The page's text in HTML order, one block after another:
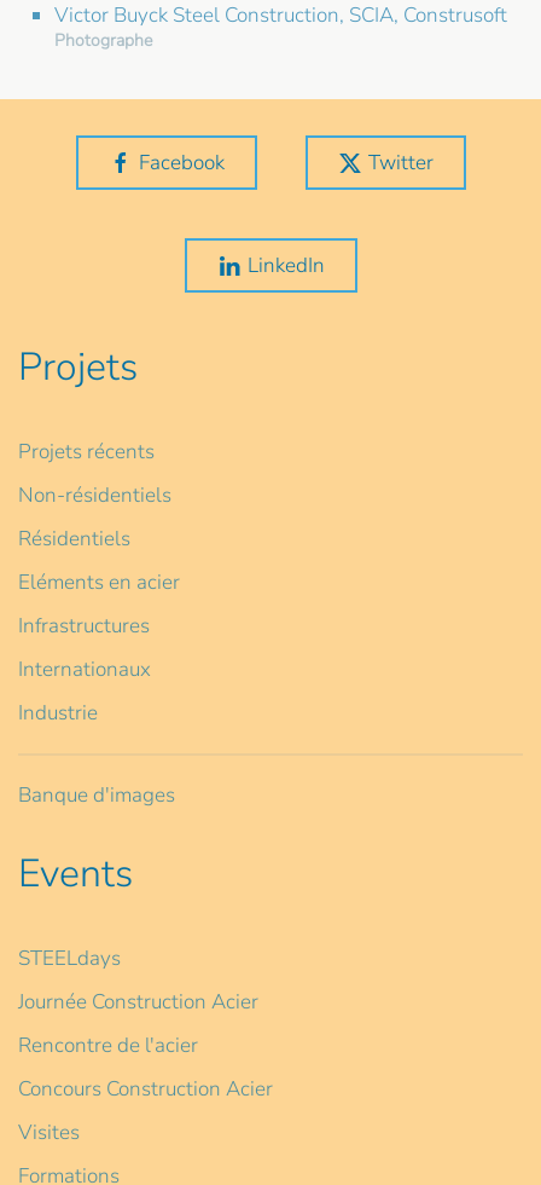
Victor Buyck Steel Construction, SCIA, Construsoft
Photographe
Facebook Twitter
LinkedIn
Projets
Projets récents
Non-résidentiels
Résidentiels
Eléments en acier
Infrastructures
Internationaux
Industrie
Banque d'images
Events
STEELdays
Journée Construction Acier
Rencontre de l'acier
Concours Construction Acier
Visites
Formations